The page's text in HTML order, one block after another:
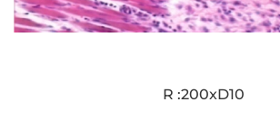
R :200xD10